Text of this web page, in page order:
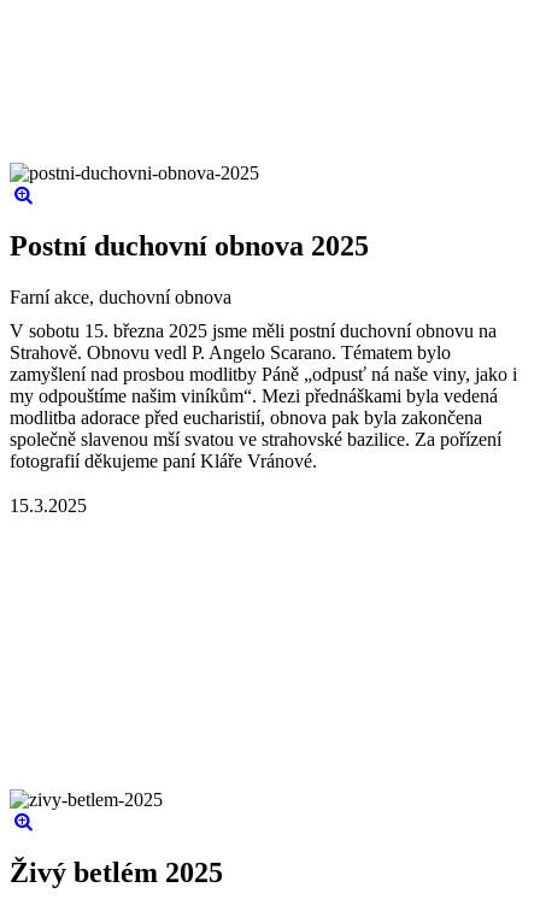
Postní duchovní obnova 2025
Farní akce, duchovní obnova
V sobotu 15. března 2025 jsme měli postní duchovní obnovu na
Strahově. Obnovu vedl P. Angelo Scarano. Tématem bylo
zamyšlení nad prosbou modlitby Páně „odpusť ná naše viny, jako i
my odpouštíme našim viníkům“. Mezi přednáškami byla vedená
modlitba adorace před eucharistií, obnova pak byla zakončena
společně slavenou mší svatou ve strahovské bazilice. Za pořízení
fotografií děkujeme paní Kláře Vránové.
15.3.2025
Živý betlém 2025